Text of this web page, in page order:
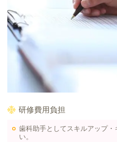
研修費用負担
歯科助手としてスキルアップ
い。